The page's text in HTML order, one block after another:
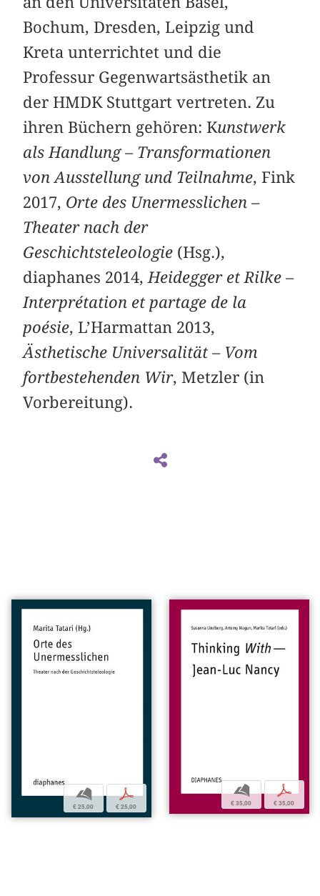
Bochum, Dresden, Leipzig und
Kreta unterrichtet und die
Professur Gegenwartsästhetik an
der HMDK Stuttgart vertreten. Zu
ihren Büchern gehören: Kunstwerk
als Handlung – Transformationen
von Ausstellung und Teilnahme, Fink
2017, Orte des Unermesslichen –
Theater nach der
Geschichtsteleologie (Hsg.),
diaphanes 2014, Heidegger et Rilke –
Interprétation et partage de la
poésie, L’Harmattan 2013,
Ästhetische Universalität – Vom
fortbestehenden Wir, Metzler (in
Vorbereitung).
b
€ 25,00
p
€ 25,00
b
€ 35,00
p
€ 35,00